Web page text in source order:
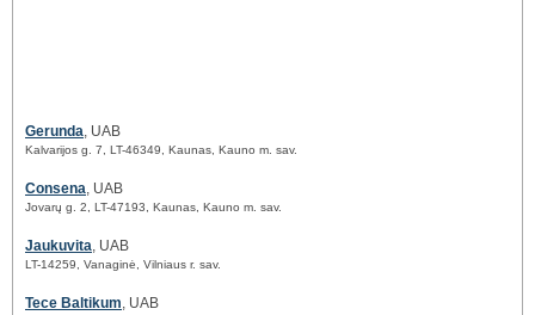
Gerunda, UAB
Kalvarijos g. 7, LT-46349, Kaunas, Kauno m. sav.
Consena, UAB
Jovarų g. 2, LT-47193, Kaunas, Kauno m. sav.
Jaukuvita, UAB
LT-14259, Vanaginė, Vilniaus r. sav.
Tece Baltikum, UAB